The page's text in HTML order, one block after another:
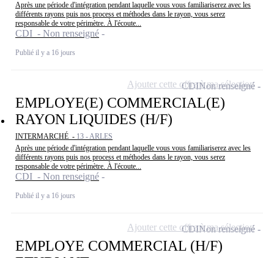
Après une période d'intégration pendant laquelle vous vous familiariserez avec les
différents rayons puis nos process et méthodes dans le rayon, vous serez
responsable de votre périmètre. À l'écoute...
CDI - Non renseigné
Publié il y a 16 jours
EMPLOYE(E) COMMERCIAL(E)
RAYON LIQUIDES (H/F)
INTERMARCHÉ - 13 - ARLES
Après une période d'intégration pendant laquelle vous vous familiariserez avec les
différents rayons puis nos process et méthodes dans le rayon, vous serez
responsable de votre périmètre. À l'écoute...
CDI - Non renseigné
Publié il y a 16 jours
CDINon renseigné
Ajouter cette offre à ma sélection
EMPLOYE COMMERCIAL (H/F)
CDINon renseigné
Ajouter cette offre à ma sélection